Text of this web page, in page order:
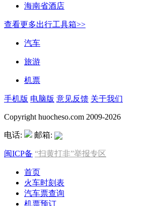
海南省酒店
查看更多出行工具箱>>
汽车
旅游
机票
手机版 电脑版 意见反馈 关于我们
Copyright huocheso.com 2009-2026
电话: 邮箱:
闽ICP备 “扫黄打非”举报专区
首页
火车时刻表
汽车票查询
机票预订